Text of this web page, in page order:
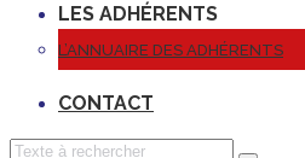
LES ADHÉRENTS
L’ANNUAIRE DES ADHÉRENTS
CONTACT